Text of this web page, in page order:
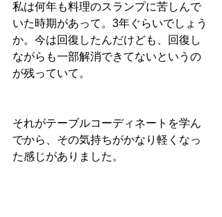
私は何年も料理のスランプに苦しんで
いた時期があって。3年ぐらいでしょう
か。今は回復したんだけども、回復し
ながらも一部解消できてないというの
が残っていて。
それがテーブルコーディネートを学ん
でから、その気持ちがかなり軽くなっ
た感じがありました。